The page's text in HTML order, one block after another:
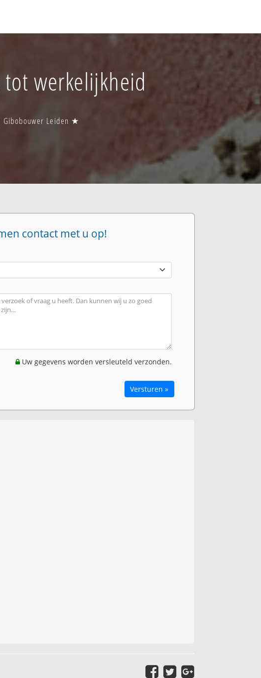
werkelijkheid
Leiden ★
contact met u op!
Uw gegevens worden versleuteld verzonden.
Versturen »